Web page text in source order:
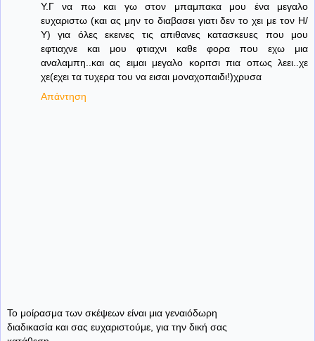
Υ.Γ να πω και γω στον μπαμπακα μου ένα μεγαλο
ευχαριστω (και ας μην το διαβασει γιατι δεν το χει με τον Η/
Υ) για όλες εκεινες τις απιθανες κατασκευες που μου
εφτιαχνε και μου φτιαχνι καθε φορα που εχω μια
αναλαμπη..και ας ειμαι μεγαλο κοριτσι πια οπως λεει..χε
χε(εχει τα τυχερα του να εισαι μοναχοπαιδι!)χρυσα
Απάντηση
Το μοίρασμα των σκέψεων είναι μια γεναιόδωρη
διαδικασία και σας ευχαριστούμε, για την δική σας